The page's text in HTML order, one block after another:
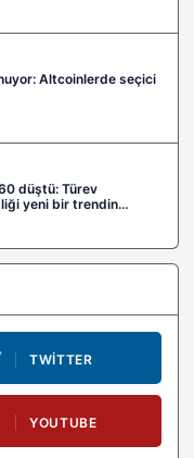
Altcoinlerde seçici
düştü: Türev
yeni bir trendin
TWITTER
YOUTUBE